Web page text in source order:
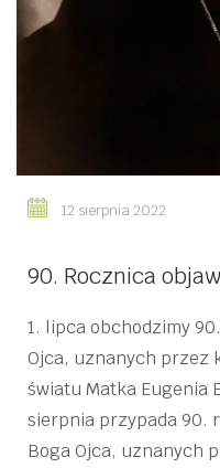
12 sierpnia 2022
90. Rocznica
1. lipca obchodzimy
Ojca, uznanych przez
światu Matka Eugenia
sierpnia przypada 90.
Boga Ojca, uznanych